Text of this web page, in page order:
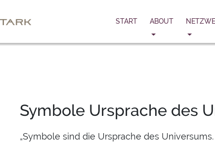
START ABOUT
Symbole Ursprache des
„Symbole sind die Ursprache des